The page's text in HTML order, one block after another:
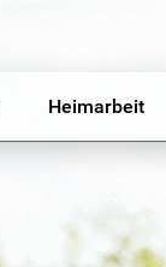
Heimarbeit